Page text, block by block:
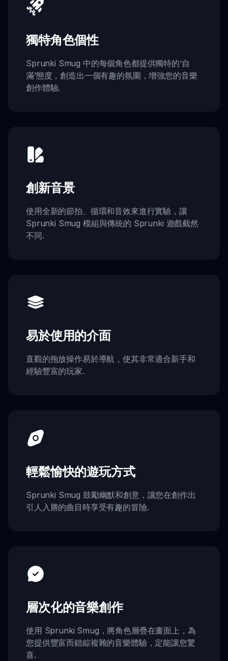
獨特角色個性
Sprunki Smug 中的每個角色都提供獨特的‘自
滿’態度，創造出一個有趣的氛圍，增強您的音樂
創作體驗.
創新音景
使用全新的節拍、循環和音效來進行實驗，讓
Sprunki Smug 模組與傳統的 Sprunki 遊戲截然
不同.
易於使用的介面
直觀的拖放操作易於導航，使其非常適合新手和
經驗豐富的玩家.
輕鬆愉快的遊玩方式
Sprunki Smug 鼓勵幽默和創意，讓您在創作出
引人入勝的曲目時享受有趣的冒險.
層次化的音樂創作
使用 Sprunki Smug，將角色層疊在畫面上，為
您提供豐富而錯綜複雜的音樂體驗，定能讓您驚
喜.